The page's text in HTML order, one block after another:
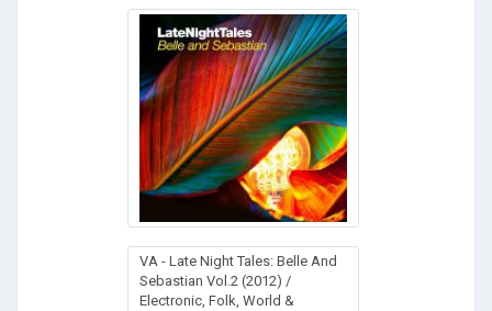
VA - Late Night Tales: Belle And
Sebastian Vol.2 (2012) /
Electronic, Folk, World &